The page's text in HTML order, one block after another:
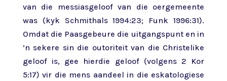
van die messiasgeloof van die oergemeente
was (kyk Schmithals 1994:23; Funk 1996:31).
Omdat die Paasgebeure die uitgangspunt en in
’n sekere sin die outoriteit van die Christelike
geloof is, gee hierdie geloof (volgens 2 Kor
5:17) vir die mens aandeel in die eskatologiese